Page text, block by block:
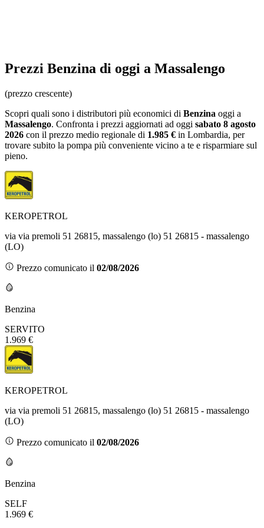
Prezzi Benzina di oggi a Massalengo
(prezzo crescente)
Scopri quali sono i distributori più economici di Benzina oggi a
Massalengo. Confronta i prezzi aggiornati ad oggi sabato 8 agosto
2026 con il prezzo medio regionale di 1.985 € in Lombardia, per
trovare subito la pompa più conveniente vicino a te e risparmiare sul
pieno.
KEROPETROL
via via premoli 51 26815, massalengo (lo) 51 26815 - massalengo
(LO)
Prezzo comunicato il 02/08/2026
Benzina
SERVITO
1.969 €
KEROPETROL
via via premoli 51 26815, massalengo (lo) 51 26815 - massalengo
(LO)
Prezzo comunicato il 02/08/2026
Benzina
SELF
1.969 €